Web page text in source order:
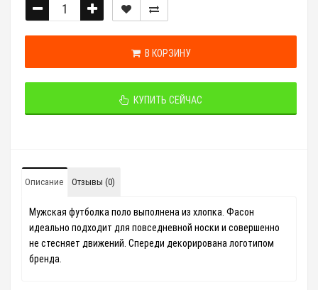
В КОРЗИНУ
КУПИТЬ СЕЙЧАС
Описание Отзывы (0)
Мужская футболка поло выполнена из хлопка. Фасон
идеально подходит для повседневной носки и совершенно
не стесняет движений. Спереди декорирована логотипом
бренда.